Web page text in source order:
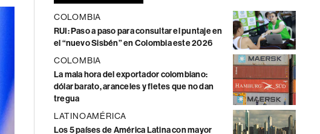
COLOMBIA
RUI: Paso a paso para consultar el puntaje en
el “nuevo Sisbén” en Colombia este 2026
COLOMBIA
La mala hora del exportador colombiano:
dólar barato, aranceles y fletes que no dan
tregua
LATINOAMÉRICA
Los 5 países de América Latina con mayor